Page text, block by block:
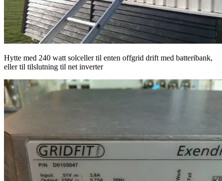
Hytte med 240 watt solceller til enten offgrid drift med batteribank,
eller til tilslutning til net inverter